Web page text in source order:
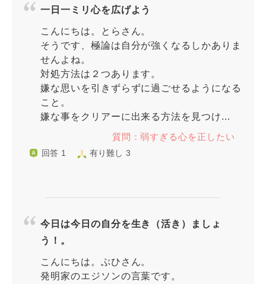
一日一ミリ心を広げよう
こんにちは。とらさん。
そうです、極論は自分が強くなるしかありま
せんよね。
対処方法は２つあります。
嫌な思いを引きずらずに過ごせるようになる
こと。
嫌な事をクリアーに出来る方法を見つけ...
質問：弱すぎる心を正したい
回答 1 有り難し 3
今日は今日の自分を生き（活き）ましょ
う！。
こんにちは。ぶひさん。
発明家のエジソンの言葉です。